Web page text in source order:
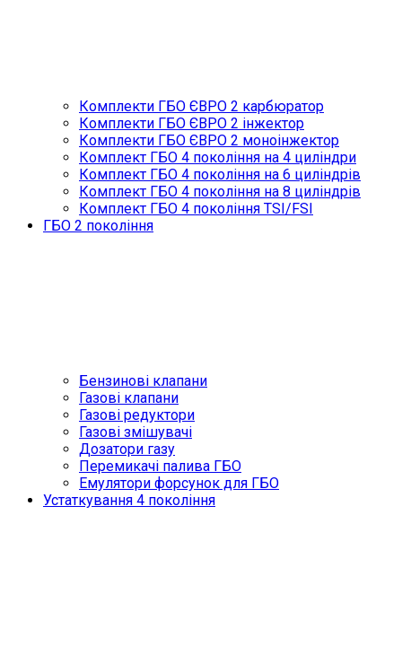
Комплекти ГБО ЄВРО 2 карбюратор
Комплекти ГБО ЄВРО 2 інжектор
Комплекти ГБО ЄВРО 2 моноінжектор
Комплект ГБО 4 покоління на 4 циліндри
Комплект ГБО 4 покоління на 6 циліндрів
Комплект ГБО 4 покоління на 8 циліндрів
Комплект ГБО 4 покоління TSI/FSI
ГБО 2 покоління
Бензинові клапани
Газові клапани
Газові редуктори
Газові змішувачі
Дозатори газу
Перемикачі палива ГБО
Емулятори форсунок для ГБО
Устаткування 4 покоління